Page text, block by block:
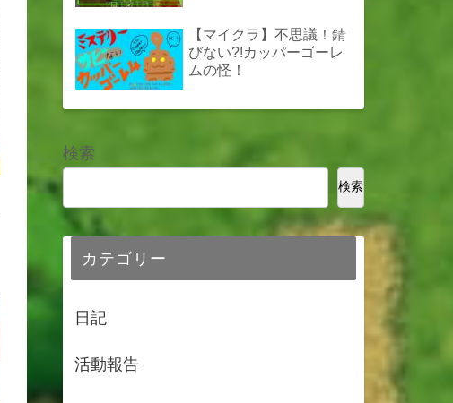
【マイクラ】不思議！錆
びない?!カッパーゴーレ
ムの怪！
検索
検索
カテゴリー
日記
活動報告